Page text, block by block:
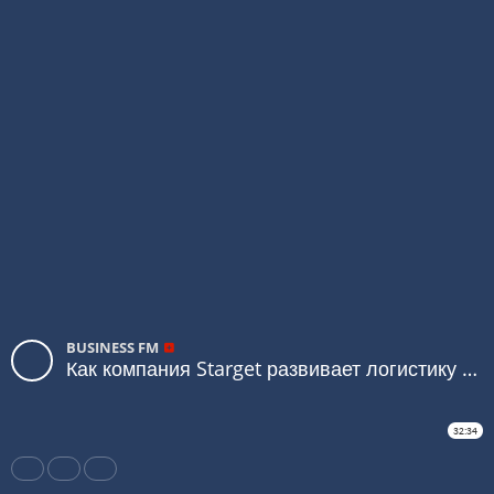
BUSINESS FM
Как компания Starget развивает логистику в РК. Деловое утро.
32:34
Share